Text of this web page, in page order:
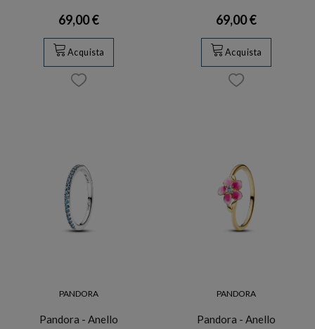
69,00 €
Acquista
69,00 €
Acquista
PANDORA
Pandora - Anello
PANDORA
Pandora - Anello